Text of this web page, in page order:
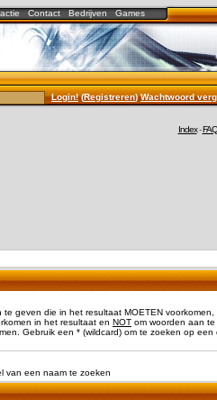
Contact Bedrijven Games
Login!(Registreren)Wachtwoord
Index-FAQ
geven die in het resultaat MOETEN voorkomen,
in het resultaat en NOT om woorden aan
Gebruik een * (wildcard) om te zoeken op een
van een naam te zoeken